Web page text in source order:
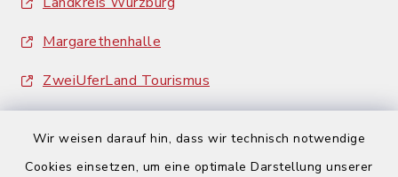
Wir weisen darauf hin, dass wir technisch notwendige
Cookies einsetzen, um eine optimale Darstellung unserer
Margarethenhalle
ZweiUferLand Tourismus